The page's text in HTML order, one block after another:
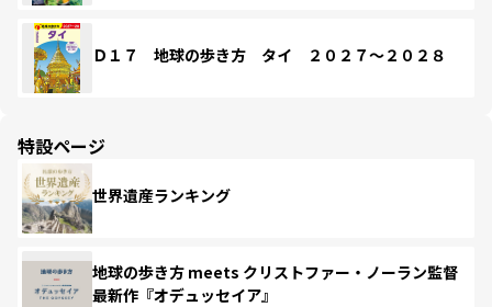
Ｄ１７ 地球の歩き方 タイ ２０２７～２０２８
特設ページ
世界遺産ランキング
地球の歩き方 meets クリストファー・ノーラン監督
最新作『オデュッセイア』